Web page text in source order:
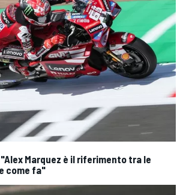
"Alex Marquez è il riferimento tra le
come fa"